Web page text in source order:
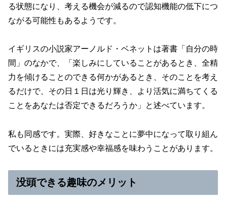
る状態になり、考える機会が減るので認知機能の低下につ
ながる可能性もあるようです。
イギリスの小説家アーノルド・ベネットは著書「自分の時
間」のなかで、「楽しみにしていることがあるとき、全精
力を傾けることのできる何かがあるとき、そのことを考え
るだけで、その日１日は光り輝き、より活気に満ちてくる
ことをあなたは否定できるだろうか」と述べています。
私も同感です。実際、好きなことに夢中になって取り組ん
でいるときには充実感や幸福感を味わうことがあります。
没頭できる趣味のメリット